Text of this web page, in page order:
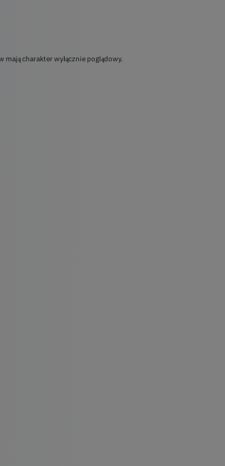
charakter wyłącznie poglądowy.